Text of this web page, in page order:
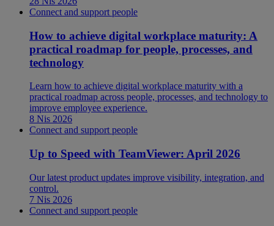
Connect and support people
How to achieve digital workplace maturity: A
practical roadmap for people, processes, and
technology
Learn how to achieve digital workplace maturity with a
practical roadmap across people, processes, and technology to
improve employee experience.
8 Nis 2026
Connect and support people
Up to Speed with TeamViewer: April 2026
Our latest product updates improve visibility, integration, and
control.
7 Nis 2026
Connect and support people